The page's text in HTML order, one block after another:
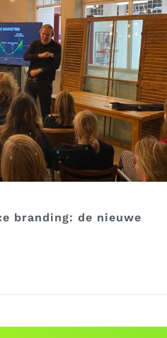
branding: de nieuwe